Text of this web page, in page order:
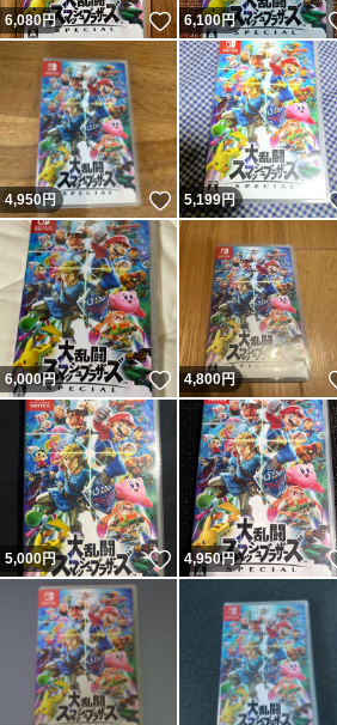
6,080円 いいね！
6,100円
4,950円 いいね！
5,199円
6,000円 いいね！
4,800円
5,000円 いいね！
4,950円